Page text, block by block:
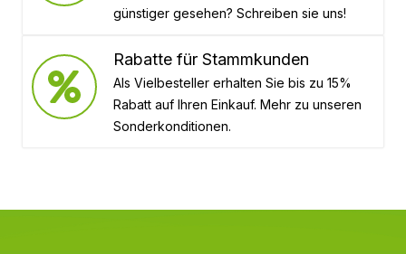
günstiger gesehen? Schreiben sie uns!
Rabatte für Stammkunden
Als Vielbesteller erhalten Sie bis zu 15%
Rabatt auf Ihren Einkauf. Mehr zu unseren
Sonderkonditionen.